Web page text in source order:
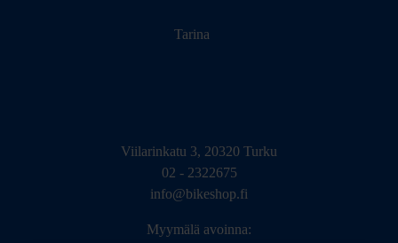
Tarina
Viilarinkatu 3, 20320 Turku
02 - 2322675
info@bikeshop.fi
Myymälä avoinna: